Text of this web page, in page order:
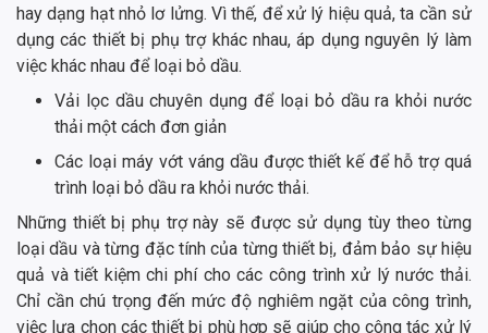
hay dạng hạt nhỏ lơ lửng. Vì thế, để xử lý hiệu quả, ta cần sử
dụng các thiết bị phụ trợ khác nhau, áp dụng nguyên lý làm
việc khác nhau để loại bỏ dầu.
Vải lọc dầu chuyên dụng để loại bỏ dầu ra khỏi nước
thải một cách đơn giản
Các loại máy vớt váng dầu được thiết kế để hỗ trợ quá
trình loại bỏ dầu ra khỏi nước thải.
Những thiết bị phụ trợ này sẽ được sử dụng tùy theo từng
loại dầu và từng đặc tính của từng thiết bị, đảm bảo sự hiệu
quả và tiết kiệm chi phí cho các công trình xử lý nước thải.
Chỉ cần chú trọng đến mức độ nghiêm ngặt của công trình,
việc lựa chọn các thiết bị phù hợp sẽ giúp cho công tác xử lý